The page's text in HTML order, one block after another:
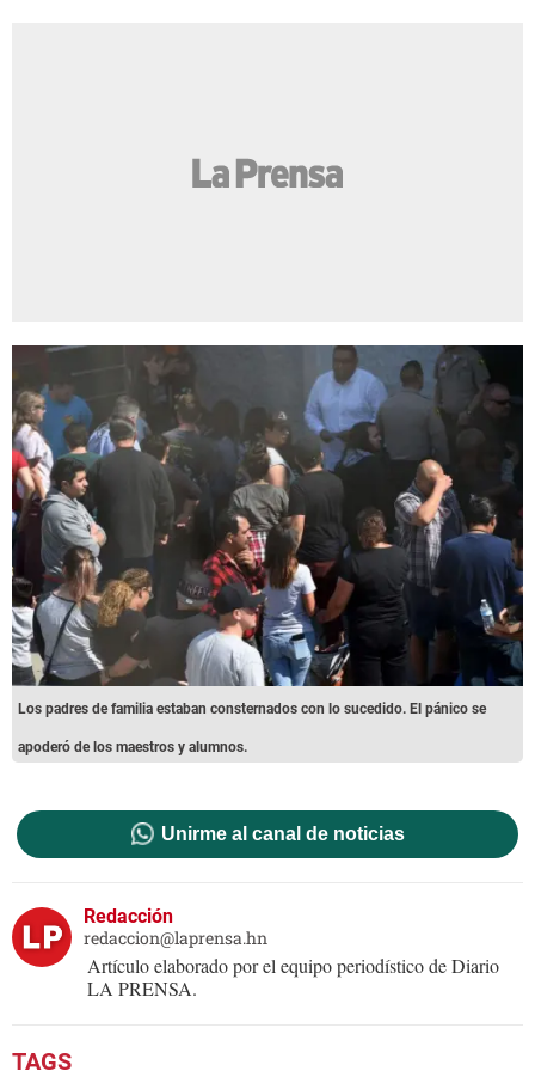
Los padres de familia estaban consternados con lo sucedido. El pánico se
apoderó de los maestros y alumnos.
Unirme al canal de noticias
Redacción
redaccion@laprensa.hn
Artículo elaborado por el equipo periodístico de Diario
LA PRENSA.